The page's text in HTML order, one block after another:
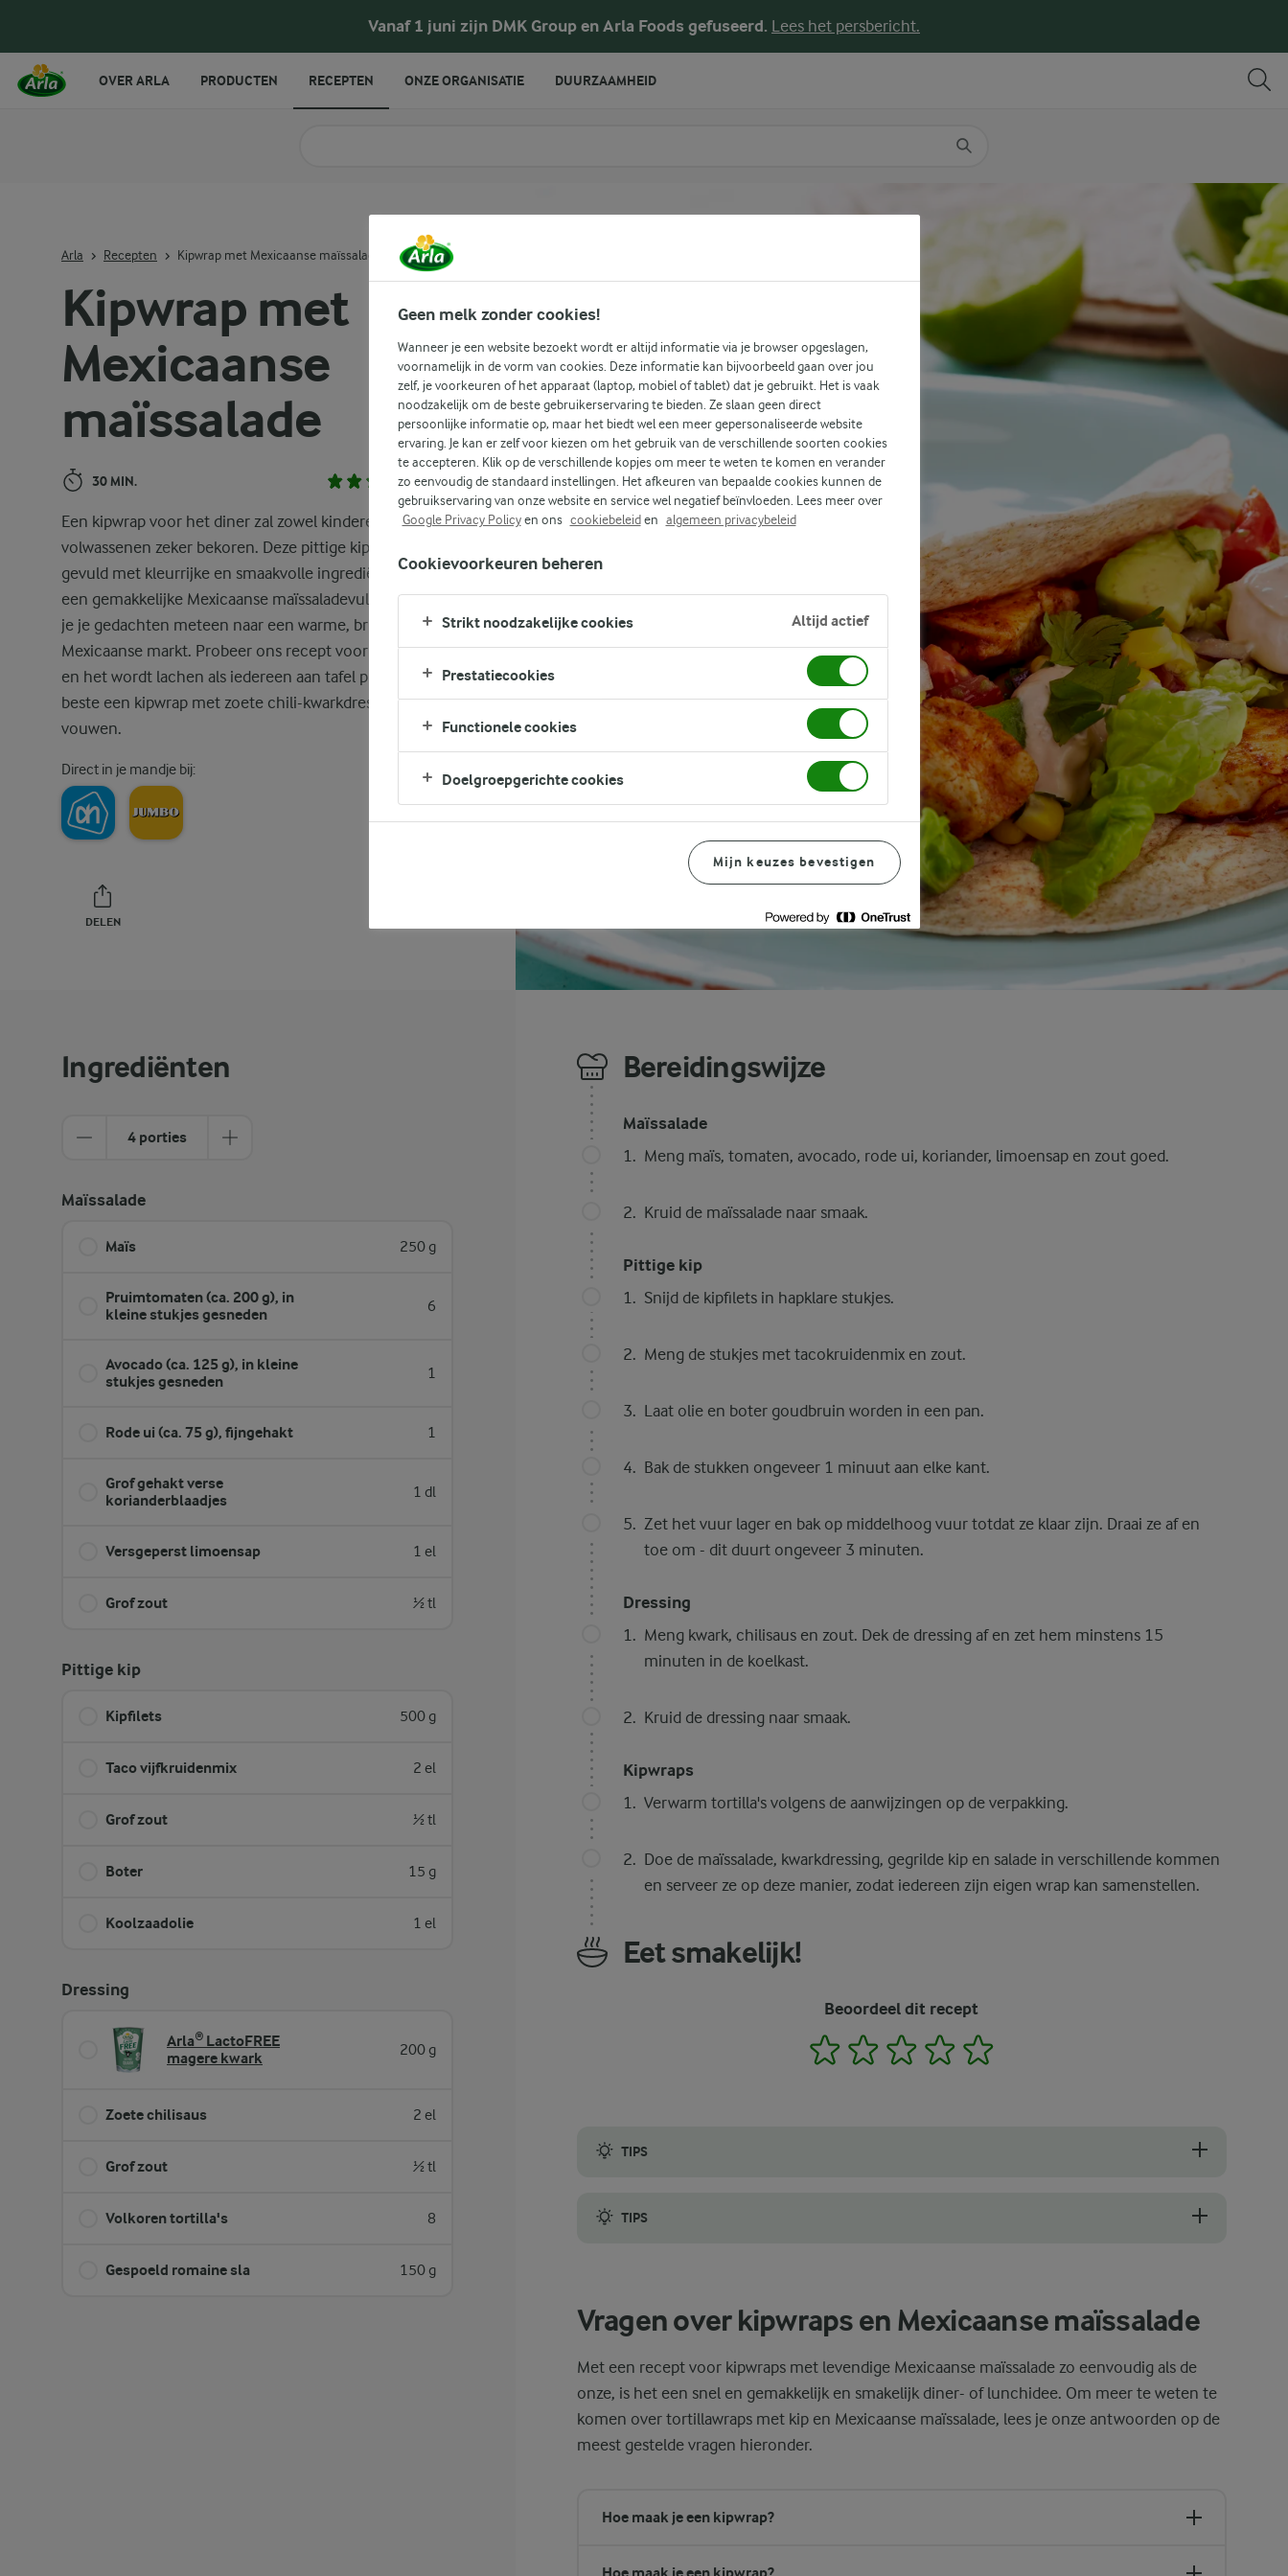
Vanaf 1 juni zijn DMK Group en Arla Foods gefuseerd. Lees het persbericht.
Kipwrap met
Mexicaanse
maïssalade
30 MIN. (1)
Een kipwrap voor het diner zal zowel kinderen als
volwassenen zeker bekoren. Deze pittige kipwraps,
gevuld met kleurrijke en smaakvolle ingrediënten, met
een gemakkelijke Mexicaanse maïssaladevulling brengt
je je gedachten meteen naar een warme, bruisende
Mexicaanse markt. Probeer ons recept voor kipwraps
en het wordt lachen als iedereen aan tafel probeert als
beste een kipwrap met zoete chili-kwarkdressing te
vouwen.
Direct in je mandje bij:
DELEN
Arla Recepten Kipwrap met Mexicaanse maïssalade
Ingrediënten
4 porties
Maïssalade
Maïs 250 g
Pruimtomaten (ca. 200 g), in
kleine stukjes gesneden
6
Avocado (ca. 125 g), in kleine
stukjes gesneden
1
Rode ui (ca. 75 g), fijngehakt 1
Grof gehakt verse
korianderblaadjes
1 dl
Versgeperst limoensap 1 el
Grof zout ½ tl
Pittige kip
Kipfilets 500 g
Taco vijfkruidenmix 2 el
Grof zout ½ tl
Boter 15 g
Koolzaadolie 1 el
Dressing
Arla® LactoFREE
magere kwark
200 g
Zoete chilisaus 2 el
Grof zout ½ tl
Volkoren tortilla's 8
Gespoeld romaine sla 150 g
Bereidingswijze
Maïssalade
Meng maïs, tomaten, avocado, rode ui, koriander, limoensap en zout goed.
Kruid de maïssalade naar smaak.
Pittige kip
Snijd de kipfilets in hapklare stukjes.
Meng de stukjes met tacokruidenmix en zout.
Laat olie en boter goudbruin worden in een pan.
Bak de stukken ongeveer 1 minuut aan elke kant.
Zet het vuur lager en bak op middelhoog vuur totdat ze klaar zijn. Draai ze af en
toe om - dit duurt ongeveer 3 minuten.
Dressing
Meng kwark, chilisaus en zout. Dek de dressing af en zet hem minstens 15
minuten in de koelkast.
Kruid de dressing naar smaak.
Kipwraps
Verwarm tortilla's volgens de aanwijzingen op de verpakking.
Doe de maïssalade, kwarkdressing, gegrilde kip en salade in verschillende kommen
en serveer ze op deze manier, zodat iedereen zijn eigen wrap kan samenstellen.
Eet smakelijk!
Beoordeel dit recept
1 2 3 4
TIPS
TIPS
Vragen over kipwraps en Mexicaanse maïssalade
Met een recept voor kipwraps met levendige Mexicaanse maïssalade zo eenvoudig als de
onze, is het een snel en gemakkelijk en smakelijk diner- of lunchidee. Om meer te weten te
komen over tortillawraps met kip en Mexicaanse maïssalade, lees je onze antwoorden op de
meest gestelde vragen hieronder.
Hoe maak je een kipwrap?
OVER ARLA PRODUCTEN RECEPTEN ONZE ORGANISATIE DUURZAAMHEID
Geen melk zonder cookies!
Wanneer je een website bezoekt wordt er altijd informatie via je browser opgeslagen,
voornamelijk in de vorm van cookies. Deze informatie kan bijvoorbeeld gaan over jou
zelf, je voorkeuren of het apparaat (laptop, mobiel of tablet) dat je gebruikt. Het is vaak
noodzakelijk om de beste gebruikerservaring te bieden. Ze slaan geen direct
persoonlijke informatie op, maar het biedt wel een meer gepersonaliseerde website
ervaring. Je kan er zelf voor kiezen om het gebruik van de verschillende soorten cookies
te accepteren. Klik op de verschillende kopjes om meer te weten te komen en verander
zo eenvoudig de standaard instellingen. Het afkeuren van bepaalde cookies kunnen de
gebruikservaring van onze website en service wel negatief beïnvloeden. Lees meer over
Google Privacy Policyen ons cookiebeleiden algemeen privacybeleid
Cookievoorkeuren beheren
Strikt noodzakelijke cookies Altijd actief
Prestatiecookies
Functionele cookies
Doelgroepgerichte cookies
Mijn keuzes bevestigen